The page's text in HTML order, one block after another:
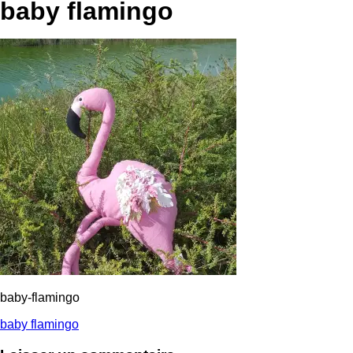
baby flamingo
baby-flamingo
Navigation
baby flamingo